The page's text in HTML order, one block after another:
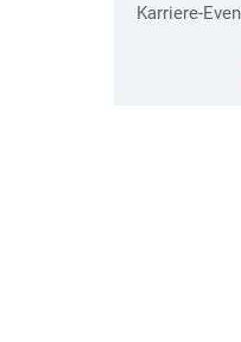
Karriere-